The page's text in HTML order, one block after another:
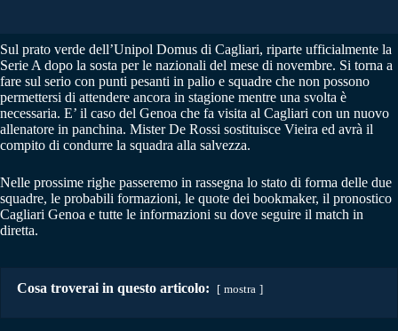
Sul prato verde dell’Unipol Domus di Cagliari, riparte ufficialmente la
Serie A dopo la sosta per le nazionali del mese di novembre. Si torna a
fare sul serio con punti pesanti in palio e squadre che non possono
permettersi di attendere ancora in stagione mentre una svolta è
necessaria. E’ il caso del Genoa che fa visita al Cagliari con un nuovo
allenatore in panchina. Mister De Rossi sostituisce Vieira ed avrà il
compito di condurre la squadra alla salvezza.
Nelle prossime righe passeremo in rassegna lo stato di forma delle due
squadre, le probabili formazioni, le quote dei bookmaker, il pronostico
Cagliari Genoa e tutte le informazioni su dove seguire il match in
diretta.
Cosa troverai in questo articolo: mostra